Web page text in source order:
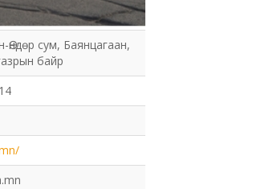
сум, Баянцагаан,
байр